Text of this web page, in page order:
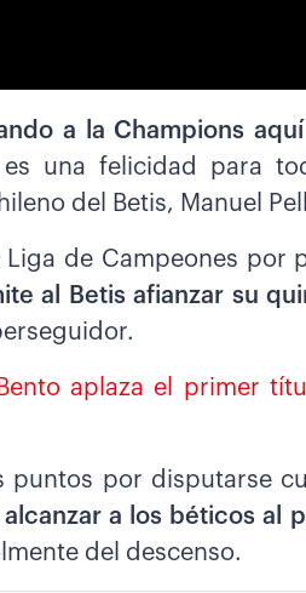
a la Champions
una felicidad para
del Betis, Manuel
de Campeones por
al Betis afianzar su
aplaza el primer
puntos por disputarse
a los béticos al
del descenso.